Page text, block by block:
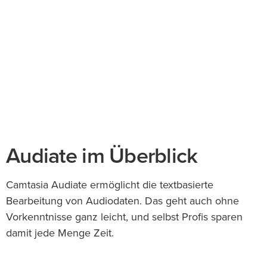
Audiate im Überblick
Camtasia Audiate ermöglicht die textbasierte
Bearbeitung von Audiodaten. Das geht auch ohne
Vorkenntnisse ganz leicht, und selbst Profis sparen
damit jede Menge Zeit.